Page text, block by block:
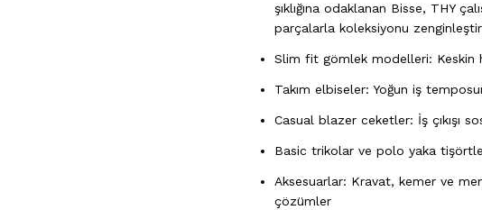
şıklığına odaklanan Bisse, THY
parçalarla koleksiyonu
Slim fit gömlek modelleri: Keskin
Takım elbiseler: Yoğun iş
Casual blazer ceketler: İş çıkışı
Basic trikolar ve polo yaka
Aksesuarlar: Kravat, kemer ve
çözümler